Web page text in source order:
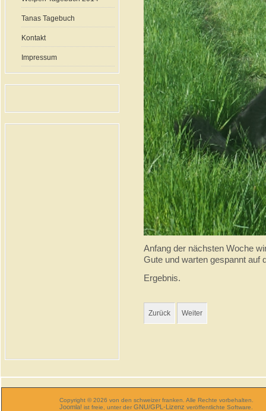
Tanas Tagebuch
Kontakt
Impressum
Anfang der nächsten Woche
Gute und warten gespannt auf
Ergebnis.
Zurück Weiter
Copyright © 2026 von den schweizer franken. Alle Rechte vorbehalten.
Joomla! ist freie, unter derGNU/GPL-Lizenz veröffentlichte Software.